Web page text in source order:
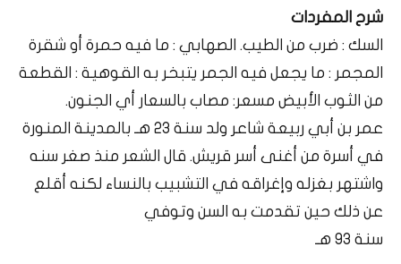
شرح المفردات
السك : ضرب من الطيب. الصهابي : ما فيه حمرة أو شقرة
المجمر : ما يجعل فيه الجمر يتبخر به القوهية : القطعة
من الثوب الأبيض مسعر: مصاب بالسعار أي الجنون.
عمر بن أبي ربيعة شاعر ولد سنة 23 هـ بالمدينة المنورة
في أسرة من أغنى أسر قريش. قال الشعر منذ صغر سنه
واشتهر بغزله وإغراقه في التشبيب بالنساء لكنه أقلع
عن ذلك حين تقدمت به السن وتوفي
سنة 93 هـ